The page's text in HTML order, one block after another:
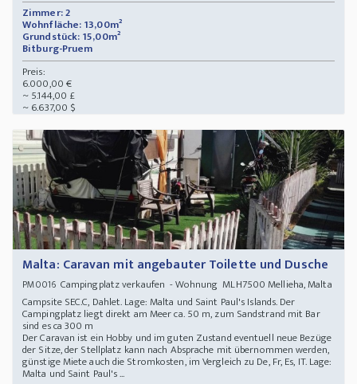
Zimmer: 2
Wohnfläche: 13,00m²
Grundstück: 15,00m²
Bitburg-Pruem
Preis:
6.000,00 €
~ 5.144,00 £
~ 6.637,00 $
Malta: Caravan mit angebauter Toilette und Dusche
PM0016Campingplatz verkaufen - Wohnung MLH7500 Mellieha, Malta
Campsite SEC.C, Dahlet. Lage: Malta und Saint Paul's Islands. Der
Campingplatz liegt direkt am Meer ca. 50 m, zum Sandstrand mit Bar
sind es ca 300 m
Der Caravan ist ein Hobby und im guten Zustand eventuell neue Bezüge
der Sitze, der Stellplatz kann nach Absprache mit übernommen werden,
günstige Miete auch die Stromkosten, im Vergleich zu De, Fr, Es, IT. Lage:
Malta und Saint Paul's ...